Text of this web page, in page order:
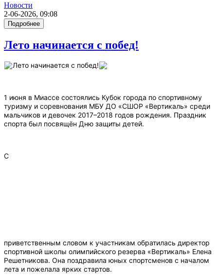
Новости
2-06-2026, 09:08
Подробнее
Лето начинается с побед!
Лето начинается с побед!
1 июня в Миассе состоялись Кубок города по спортивному
туризму и соревнования МБУ ДО «СШОР «Вертикаль» среди
мальчиков и девочек 2017–2018 годов рождения. Праздник
спорта был посвящён Дню защиты детей.
С
приветственным словом к участникам обратилась директор
спортивной школы олимпийского резерва «Вертикаль» Елена
Решетникова. Она поздравила юных спортсменов с началом
лета и пожелала ярких стартов.